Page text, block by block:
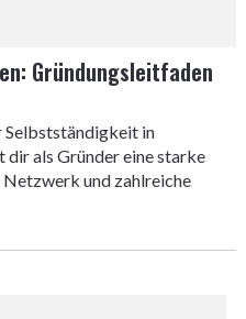
Gründungsleitfaden
Selbstständigkeit in
als Gründer eine starke
und zahlreiche